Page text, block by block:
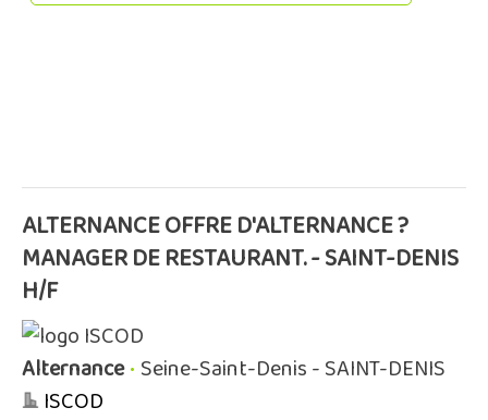
ALTERNANCE OFFRE D'ALTERNANCE ?
MANAGER DE RESTAURANT. - SAINT-DENIS
H/F
Alternance• Seine-Saint-Denis - SAINT-DENIS
ISCOD